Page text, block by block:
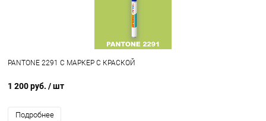
PANTONE 2291 C МАРКЕР С КРАСКОЙ
1 200 руб. / шт
Подробнее